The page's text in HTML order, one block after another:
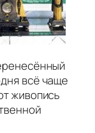
всё чаще
живопись